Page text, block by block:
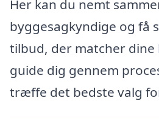
Her kan du nemt
byggesagkyndige og få
tilbud, der matcher dine
guide dig gennem
træffe det bedste valg